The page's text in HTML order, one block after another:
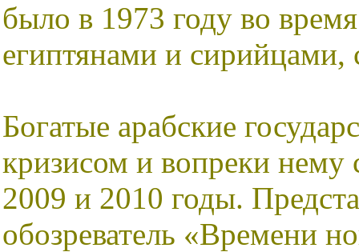
было в 1973 году во
египтянами и сирийцами,
Богатые арабские
кризисом и вопреки нему
2009 и 2010 годы.
обозреватель «Времени